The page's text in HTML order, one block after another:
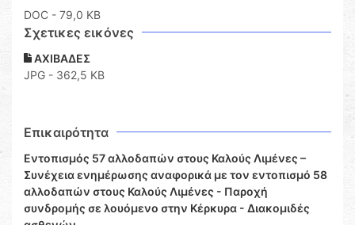
DOC - 79,0 KB
Σχετικες εικόνες
ΑΧΙΒΑΔΕΣ
JPG - 362,5 KB
Επικαιρότητα
Εντοπισμός 57 αλλοδαπών στους Καλούς Λιμένες –
Συνέχεια ενημέρωσης αναφορικά με τον εντοπισμό 58
αλλοδαπών στους Καλούς Λιμένες - Παροχή
συνδρομής σε λουόμενο στην Κέρκυρα - Διακομιδές